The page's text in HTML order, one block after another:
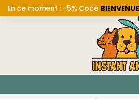
En ce moment : -5% Code BIENVENUE